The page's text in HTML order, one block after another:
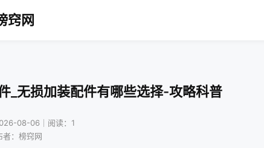
窍网
_无损加装配件有哪些选择-攻略科普
08-06｜阅读：1
者：榜窍网